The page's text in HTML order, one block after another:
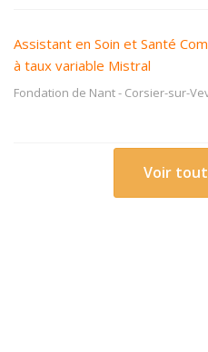
Assistant en Soin et Santé
à taux variable Mistral
Fondation de Nant- Corsier-sur-
Voir